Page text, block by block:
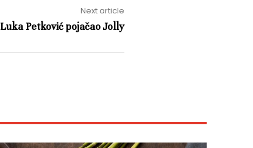
Next article
Luka Petković pojačao Jolly